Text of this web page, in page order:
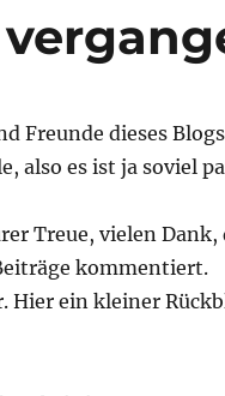
Freunde dieses
also es ist ja soviel
Treue, vielen Dank,
kommentiert.
Hier ein kleiner